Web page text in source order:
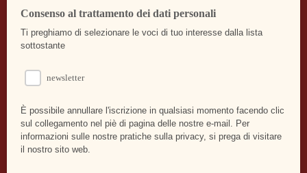
Consenso al trattamento dei dati personali
Ti preghiamo di selezionare le voci di tuo interesse dalla lista
sottostante
newsletter
È possibile annullare l'iscrizione in qualsiasi momento facendo clic
sul collegamento nel piè di pagina delle nostre e-mail. Per
informazioni sulle nostre pratiche sulla privacy, si prega di visitare
il nostro sito web.